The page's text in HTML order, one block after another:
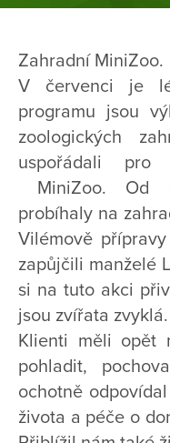
Zahradní MiniZoo.
V červenci je
programu jsou
zoologických
uspořádali pro
MiniZoo. Od
probíhaly na
Vilémově
zapůjčili manželé
si na tuto akci
jsou zvířata zvyklá.
Klienti měli opět
pohladit,
ochotně
života a péče o